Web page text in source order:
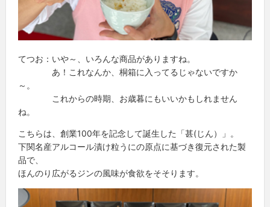
てつお：いや～、いろんな商品がありますね。
あ！これなんか、桐箱に入ってるじゃないですか
～。
これからの時期、お歳暮にもいいかもしれません
ね。
こちらは、創業100年を記念して誕生した「甚(じん）」。
下関名産アルコール漬け粒うにの原点に基づき復元された製
品で、
ほんのり広がるジンの風味が食欲をそそります。